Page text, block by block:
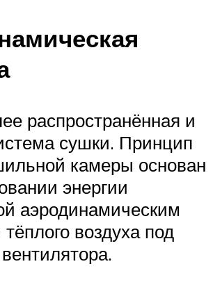
распространённая и
сушки. Принцип
камеры основан
энергии
аэродинамическим
воздуха под